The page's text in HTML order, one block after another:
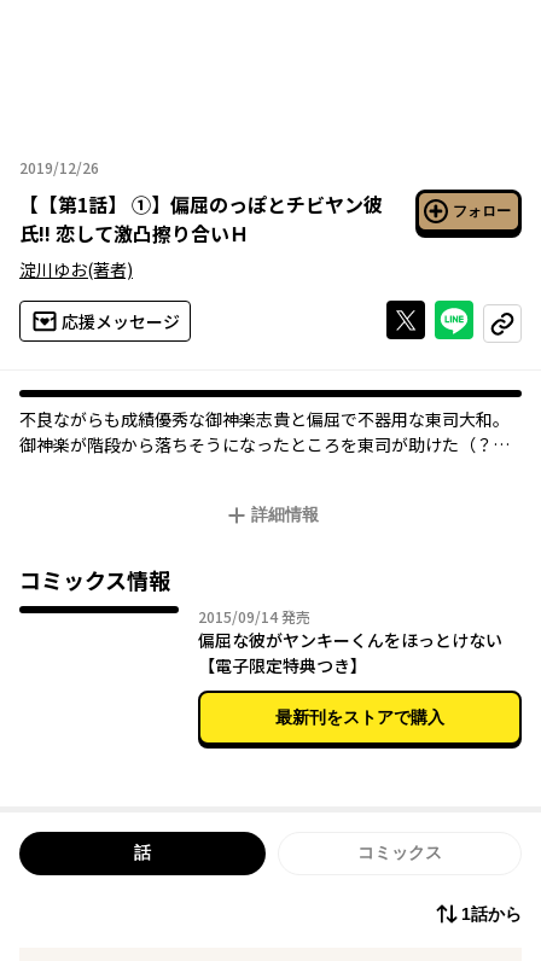
2019/12/26
2019年12月26日
【 【第1話】 ①】 偏屈のっぽとチビヤン彼
氏!! 恋して激凸擦り合いＨ
フォロー
淀川ゆお(著者)
応援メッセージ Xで投稿する
ライン
コピー
不良ながらも成績優秀な御神楽志貴と偏屈で不器用な東司大和。
御神楽が階段から落ちそうになったところを東司が助けた（？）
の夜なぜか、御神楽に襲われＨしちゃう夢を見た東司は、その理
『腐男子クンシリーズ』の淀川ゆおが描く、偏屈不器用男子×ち
みっこヤンキーのぶつかり愛ド突き愛ラブ！
『偏屈のっぽとチビヤン彼氏!!素直になれない仲直りＨ』
『偏屈のっぽとチビヤン彼氏!!恋に落ちたら暴走H』
『偏屈のっぽとチビヤン彼氏!!不器用な恋の両想いH』
→コミックス『偏屈な彼がヤンキーくんをほっとけない』も要チ
詳細情報
コミックス情報
2015/09/142015年09月14日
発売
偏屈な彼がヤンキーくんをほっとけない
【電子限定特典つき】
最新刊をストアで購入
話 コミックス
1話から